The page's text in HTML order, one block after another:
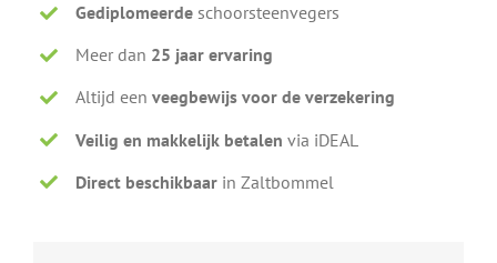
Gediplomeerde schoorsteenvegers
Meer dan 25 jaar ervaring
Altijd eenveegbewijs voor de verzekering
Veilig en makkelijk betalen via iDEAL
Direct beschikbaar in Zaltbommel